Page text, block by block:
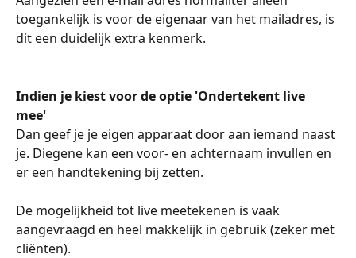
toegankelijk is voor de eigenaar van het mailadres, is
dit een duidelijk extra kenmerk.
Indien je kiest voor de optie 'Ondertekent live
mee'
Dan geef je je eigen apparaat door aan iemand naast
je. Diegene kan een voor- en achternaam invullen en
er een handtekening bij zetten.
De mogelijkheid tot live meetekenen is vaak
aangevraagd en heel makkelijk in gebruik (zeker met
cliënten).